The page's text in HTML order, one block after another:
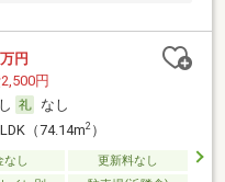
万円
円
なし
（74.14m2）
なし
更新料なし